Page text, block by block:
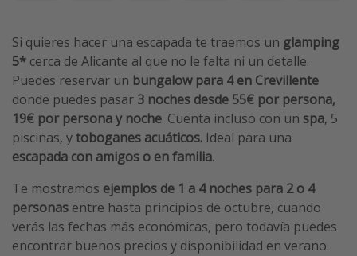
Hoteles más hot de España
Guía de equipaje de mano
Parques de atracciones
Viaja con musicales
El Rey León el musical
Eventos deportivos
Si quieres hacer una escapada te traemos un glamping
5* cerca de Alicante al que no le falta ni un detalle.
Puedes reservar un bungalow para 4 en Crevillente
donde puedes pasar 3 noches desde 55€ por persona,
19€ por persona y noche. Cuenta incluso con un spa, 5
piscinas, ytoboganes acuáticos. Ideal para una
escapada con amigos o en familia.
Te mostramos ejemplos de 1 a 4 noches para 2 o 4
personas entre hasta principios de octubre, cuando
verás las fechas más económicas, pero todavía puedes
encontrar buenos precios y disponibilidad en verano.